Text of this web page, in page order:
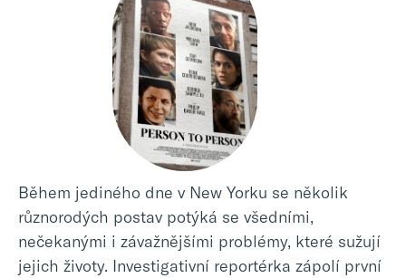
Během jediného dne v New Yorku se několik
různorodých postav potýká se všedními,
nečekanými i závažnějšími problémy, které sužují
jejich životy. Investigativní reportérka zápolí první